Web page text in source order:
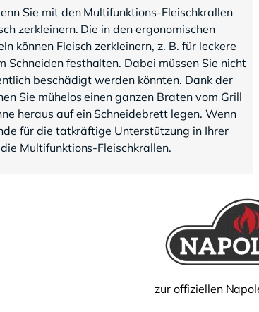
Sie mit den Multifunktions-Fleischkrallen
zerkleinern. Die in den ergonomischen
können Fleisch zerkleinern, z. B. für leckere
Schneiden festhalten. Dabei müssen Sie nicht
beschädigt werden könnten. Dank der
Sie mühelos einen ganzen Braten vom Grill
heraus auf ein Schneidebrett legen. Wenn
für die tatkräftige Unterstützung in Ihrer
Multifunktions-Fleischkrallen.
zur offiziellen